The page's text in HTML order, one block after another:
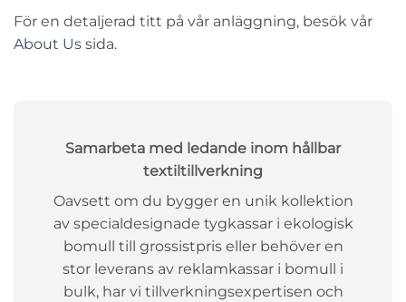
För en detaljerad titt på vår anläggning, besök vår
About Us sida.
Samarbeta med ledande inom hållbar
textiltillverkning
Oavsett om du bygger en unik kollektion
av specialdesignade tygkassar i ekologisk
bomull till grossistpris eller behöver en
stor leverans av reklamkassar i bomull i
bulk, har vi tillverkningsexpertisen och